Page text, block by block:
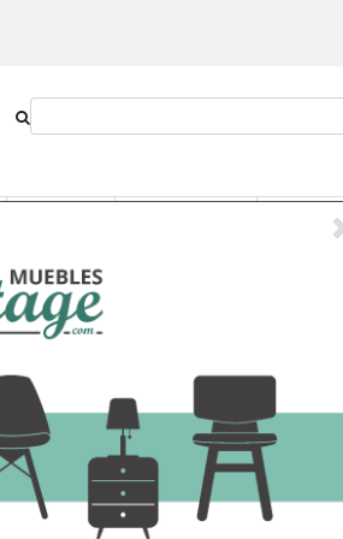
Estantería Blanco Soft
152,5 cm
184,72 € 157,01 €
- Añadir al carrito
Ver opciones
IVA incluido en el precio
Transporte:14,52€